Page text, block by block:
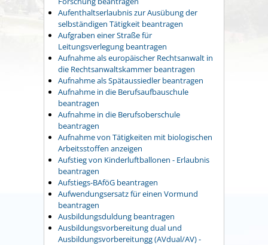
Aufenthaltserlaubnis zur Ausübung der
selbständigen Tätigkeit beantragen
Aufgraben einer Straße für
Leitungsverlegung beantragen
Aufnahme als europäischer Rechtsanwalt in
die Rechtsanwaltskammer beantragen
Aufnahme als Spätaussiedler beantragen
Aufnahme in die Berufsaufbauschule
beantragen
Aufnahme in die Berufsoberschule
beantragen
Aufnahme von Tätigkeiten mit biologischen
Arbeitsstoffen anzeigen
Aufstieg von Kinderluftballonen - Erlaubnis
beantragen
Aufstiegs-BAföG beantragen
Aufwendungsersatz für einen Vormund
beantragen
Ausbildungsduldung beantragen
Ausbildungsvorbereitung dual und
Ausbildungsvorbereitungg (AVdual/AV) -